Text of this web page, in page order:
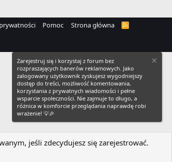
Pomoc Strona główna
R
S
Zarejestruj się i korzystaj z forum bez
rozpraszających banerów reklamowych. Jako
zalogowany użytkownik zyskujesz wygodniejszy
dostęp do treści, możliwość komentowania,
korzystania z prywatnych wiadomości i pełne
wsparcie społeczności. Nie zajmuje to długo, a
różnica w komforcie przeglądania naprawdę robi
wrażenie! 💡🎉
jeśli zdecydujesz się zarejestrować.